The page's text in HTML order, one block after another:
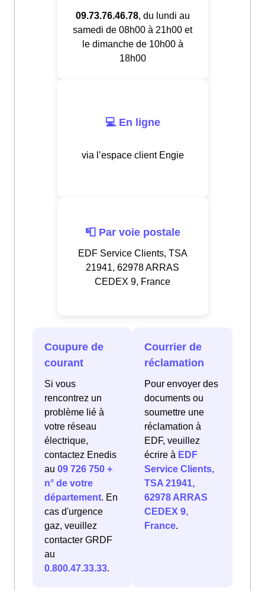
09.73.76.46.78, du lundi au
samedi de 08h00 à 21h00 et
le dimanche de 10h00 à
18h00
💻 En ligne
via l’espace client Engie
📮 Par voie postale
EDF Service Clients, TSA
21941, 62978 ARRAS
CEDEX 9, France
Coupure de
courant
Si vous
rencontrez un
problème lié à
votre réseau
électrique,
contactez Enedis
au 09 726 750 +
n° de votre
département. En
cas d'urgence
gaz, veuillez
contacter GRDF
au
0.800.47.33.33.
Courrier de
réclamation
Pour envoyer des
documents ou
soumettre une
réclamation à
EDF, veuillez
écrire à EDF
Service Clients,
TSA 21941,
62978 ARRAS
CEDEX 9,
France.